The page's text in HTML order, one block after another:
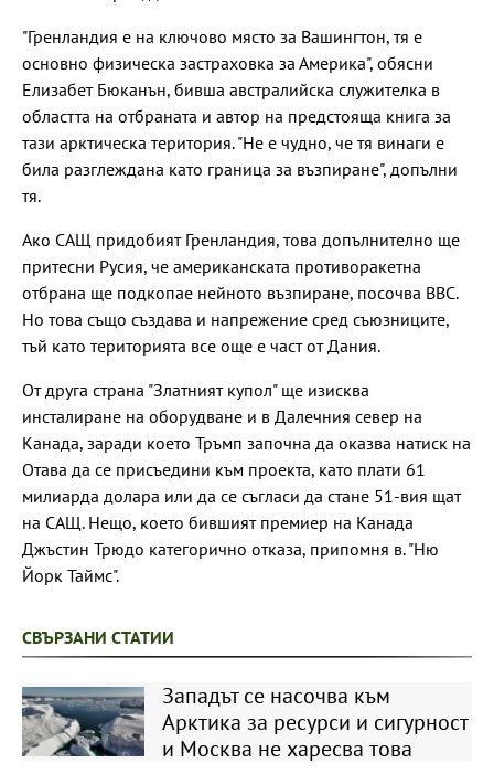
"Гренландия е на ключово място за Вашингтон, тя е
основно физическа застраховка за Америка", обясни
Елизабет Бюканън, бивша австралийска служителка в
областта на отбраната и автор на предстояща книга за
тази арктическа територия. "Не е чудно, че тя винаги е
била разглеждана като граница за възпиране", допълни
тя.
Ако САЩ придобият Гренландия, това допълнително ще
притесни Русия, че американската противоракетна
отбрана ще подкопае нейното възпиране, посочва ВВС.
Но това също създава и напрежение сред съюзниците,
тъй като територията все още е част от Дания.
От друга страна "Златният купол" ще изисква
инсталиране на оборудване и в Далечния север на
Канада, заради което Тръмп започна да оказва натиск на
Отава да се присъедини към проекта, като плати 61
милиарда долара или да се съгласи да стане 51-вия щат
на САЩ. Нещо, което бившият премиер на Канада
Джъстин Трюдо категорично отказа, припомня в. "Ню
Йорк Таймс".
СВЪРЗАНИ СТАТИИ
Западът се насочва към
Арктика за ресурси и сигурност
и Москва не харесва това